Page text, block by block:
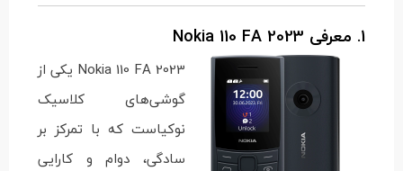
1. معرفی Nokia 110 FA 2023
Nokia 110 FA 2023 یکی از
گوشی‌های کلاسیک
نوکیاست که با تمرکز بر
سادگی، دوام و کارایی